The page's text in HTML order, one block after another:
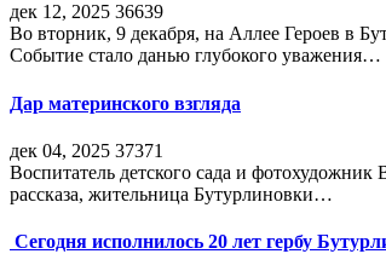
дек 12, 2025 36639
Во вторник, 9 декабря, на Аллее Героев в
Событие стало данью глубокого уважения…
Дар материнского взгляда
дек 04, 2025 37371
Воспитатель детского сада и
рассказа, жительница Бутурлиновки…
Сегодня исполнилось 20 лет гербу